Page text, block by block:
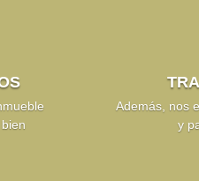
Además, nos
y